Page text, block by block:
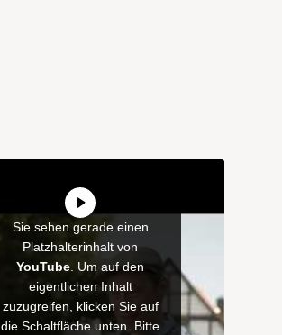
Sie sehen gerade einen
Platzhalterinhalt von
YouTube. Um auf den
eigentlichen Inhalt
zuzugreifen, klicken Sie auf
die Schaltfläche unten. Bitte